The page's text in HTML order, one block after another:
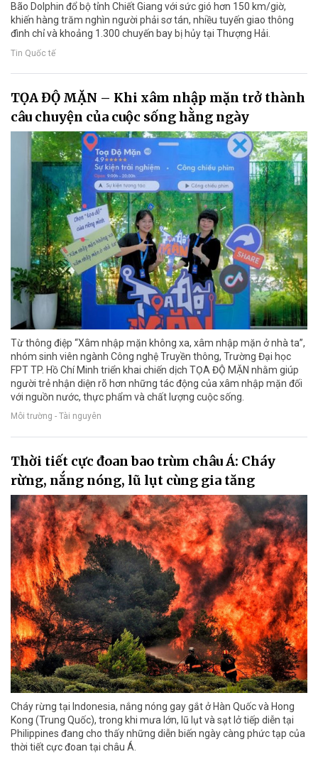
Bão Dolphin đổ bộ tỉnh Chiết Giang với sức gió hơn 150 km/giờ,
khiến hàng trăm nghìn người phải sơ tán, nhiều tuyến giao thông
đình chỉ và khoảng 1.300 chuyến bay bị hủy tại Thượng Hải.
Tin Quốc tế
TỌA ĐỘ MẶN – Khi xâm nhập mặn trở thành
câu chuyện của cuộc sống hằng ngày
Từ thông điệp “Xâm nhập mặn không xa, xâm nhập mặn ở nhà ta”,
nhóm sinh viên ngành Công nghệ Truyền thông, Trường Đại học
FPT TP. Hồ Chí Minh triển khai chiến dịch TỌA ĐỘ MẶN nhằm giúp
người trẻ nhận diện rõ hơn những tác động của xâm nhập mặn đối
với nguồn nước, thực phẩm và chất lượng cuộc sống.
Môi trường - Tài nguyên
Thời tiết cực đoan bao trùm châu Á: Cháy
rừng, nắng nóng, lũ lụt cùng gia tăng
Cháy rừng tại Indonesia, nắng nóng gay gắt ở Hàn Quốc và Hong
Kong (Trung Quốc), trong khi mưa lớn, lũ lụt và sạt lở tiếp diễn tại
Philippines đang cho thấy những diễn biến ngày càng phức tạp của
thời tiết cực đoan tại châu Á.